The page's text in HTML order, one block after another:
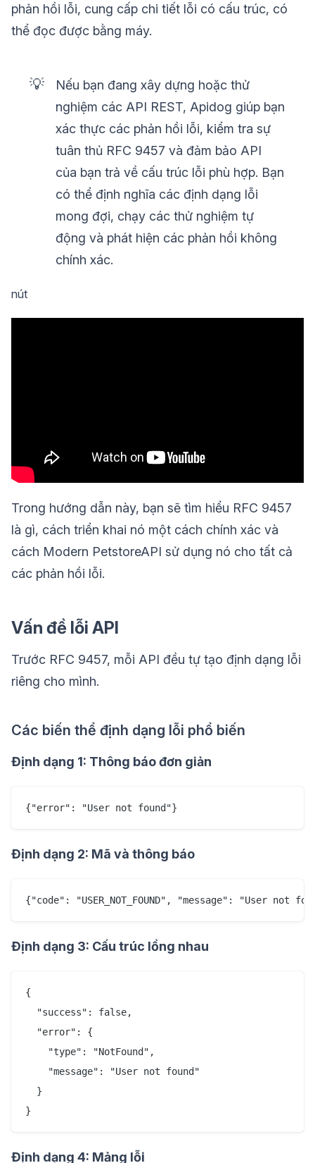
phản hồi lỗi, cung cấp chi tiết lỗi có cấu trúc, có
thể đọc được bằng máy.
💡
Nếu bạn đang xây dựng hoặc thử
nghiệm các API REST, Apidog giúp bạn
xác thực các phản hồi lỗi, kiểm tra sự
tuân thủ RFC 9457 và đảm bảo API
của bạn trả về cấu trúc lỗi phù hợp. Bạn
có thể định nghĩa các định dạng lỗi
mong đợi, chạy các thử nghiệm tự
động và phát hiện các phản hồi không
chính xác.
nút
Trong hướng dẫn này, bạn sẽ tìm hiểu RFC 9457
là gì, cách triển khai nó một cách chính xác và
cách Modern PetstoreAPI sử dụng nó cho tất cả
các phản hồi lỗi.
Vấn đề lỗi API
Trước RFC 9457, mỗi API đều tự tạo định dạng lỗi
riêng cho mình.
Các biến thể định dạng lỗi phổ biến
Định dạng 1: Thông báo đơn giản
Định dạng 2: Mã và thông báo
Định dạng 3: Cấu trúc lồng nhau
{
  "success": false,
  "error": {
    "type": "NotFound",
    "message": "User not found"
  }
Định dạng 4: Mảng lỗi